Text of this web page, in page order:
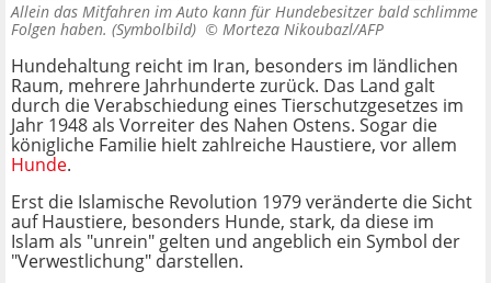
Allein das Mitfahren im Auto kann für Hundebesitzer bald schlimme
Folgen haben. (Symbolbild) © Morteza Nikoubazl/AFP
Hundehaltung reicht im Iran, besonders im ländlichen
Raum, mehrere Jahrhunderte zurück. Das Land galt
durch die Verabschiedung eines Tierschutzgesetzes im
Jahr 1948 als Vorreiter des Nahen Ostens. Sogar die
königliche Familie hielt zahlreiche Haustiere, vor allem
Hunde.
Erst die Islamische Revolution 1979 veränderte die Sicht
auf Haustiere, besonders Hunde, stark, da diese im
Islam als "unrein" gelten und angeblich ein Symbol der
"Verwestlichung" darstellen.